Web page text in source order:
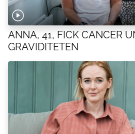
ANNA, 41, FICK CANCER
GRAVIDITETEN